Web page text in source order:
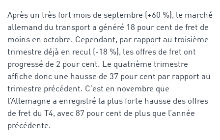
Après un très fort mois de septembre (+60 %), le marché
allemand du transport a généré 18 pour cent de fret de
moins en octobre. Cependant, par rapport au troisième
trimestre déjà en recul (-18 %), les offres de fret ont
progressé de 2 pour cent. Le quatrième trimestre
affiche donc une hausse de 37 pour cent par rapport au
trimestre précédent. C’est en novembre que
l’Allemagne a enregistré la plus forte hausse des offres
de fret du T4, avec 87 pour cent de plus que l’année
précédente.